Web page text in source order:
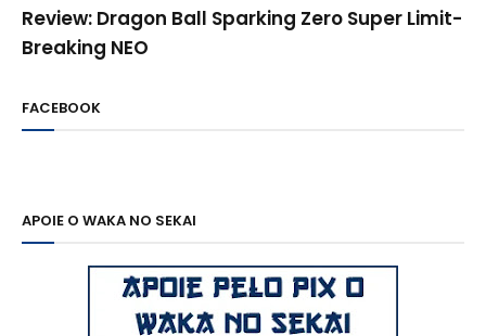
Review: Dragon Ball Sparking Zero Super Limit-
Breaking NEO
FACEBOOK
APOIE O WAKA NO SEKAI